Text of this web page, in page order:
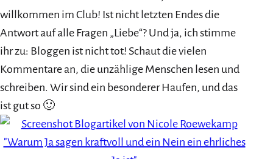
willkommen im Club! Ist nicht letzten Endes die
Antwort auf alle Fragen „Liebe“? Und ja, ich stimme
ihr zu: Bloggen ist nicht tot! Schaut die vielen
Kommentare an, die unzählige Menschen lesen und
schreiben. Wir sind ein besonderer Haufen, und das
ist gut so 🙂